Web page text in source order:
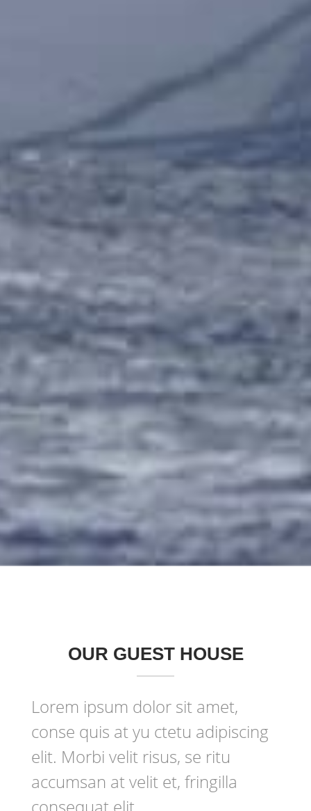
OUR GUEST HOUSE
Lorem ipsum dolor sit amet,
conse quis at yu ctetu adipiscing
elit. Morbi velit risus, se ritu
accumsan at velit et, fringilla